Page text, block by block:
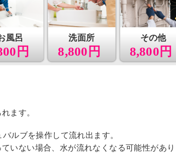
風呂
円
洗面所
8,800円
その他
8,800円
ます。
ルブを操作して流れ出ます。
いない場合、水が流れなくなる可能性があり